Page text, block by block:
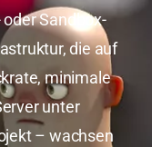
Sandbox-
die auf
minimale
unter
– wachsen